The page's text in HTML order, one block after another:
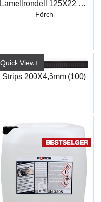
Lamellrondell 125X22 Z60Kf
Förch
Quick View+
Strips 200X4,6mm (100)